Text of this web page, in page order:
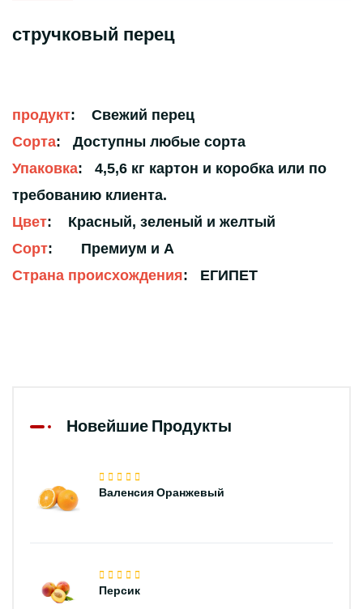
стручковый перец
продукт: Свежий перец
Сорта: Доступны любые сорта
Упаковка: 4,5,6 кг картон и коробка или по
требованию клиента.
Цвет: Красный, зеленый и желтый
Сорт: Премиум и A
Страна происхождения: ЕГИПЕТ
Новейшие Продукты
Валенсия Оранжевый
Персик